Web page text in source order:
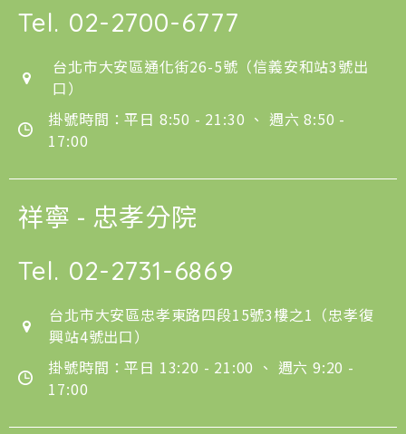
Tel. 02-2700-6777
台北市大安區通化街26-5號（信義安和站3號出
口）
掛號時間：平日 8:50 - 21:30 、 週六 8:50 -
17:00
祥寧 - 忠孝分院
Tel. 02-2731-6869
台北市大安區忠孝東路四段15號3樓之1（忠孝復
興站4號出口）
掛號時間：平日 13:20 - 21:00 、 週六 9:20 -
17:00